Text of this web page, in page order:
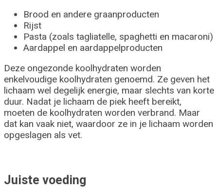
Brood en andere graanproducten
Rijst
Pasta (zoals tagliatelle, spaghetti en macaroni)
Aardappel en aardappelproducten
Deze ongezonde koolhydraten worden
enkelvoudige koolhydraten genoemd. Ze geven het
lichaam wel degelijk energie, maar slechts van korte
duur. Nadat je lichaam de piek heeft bereikt,
moeten de koolhydraten worden verbrand. Maar
dat kan vaak niet, waardoor ze in je lichaam worden
opgeslagen als vet.
Juiste voeding